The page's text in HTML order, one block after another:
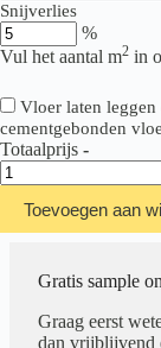
Snijverlies
%
Vul het aantal m2 in
Vloer laten leggen
cementgebonden
Totaalprijs -
Therdex
Premium
Serie
70060
Toevoegen aan
Gratis sample
Graag eerst
dan vrijblijvend